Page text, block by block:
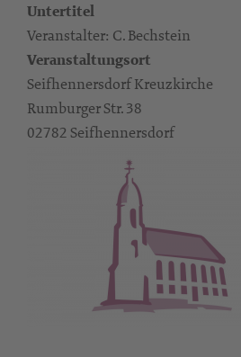
Untertitel
Veranstalter: C. Bechstein
Veranstaltungsort
Seifhennersdorf Kreuzkirche
Rumburger Str. 38
02782 Seifhennersdorf